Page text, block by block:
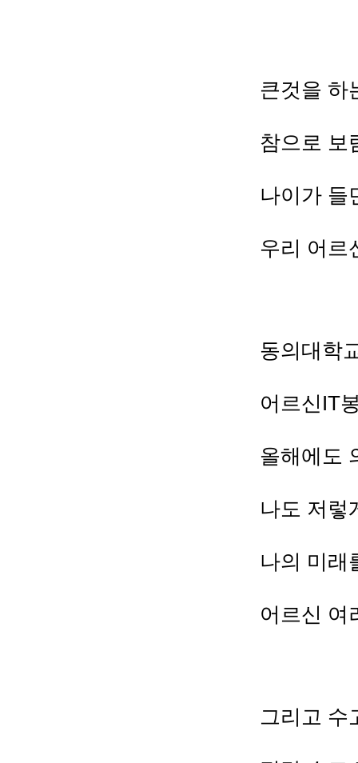
큰것을 하
참으로 보
나이가 들
우리 어르
동의대학
어르신IT
올해에도
나도 저렇
나의 미래
어르신 여
그리고 수